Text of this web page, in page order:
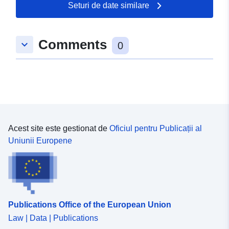
Seturi de date similare
keyboard_arrow_down Comments 0
Acest site este gestionat de Oficiul pentru Publicații al
Uniunii Europene
Publications Office of the European Union
Law | Data | Publications